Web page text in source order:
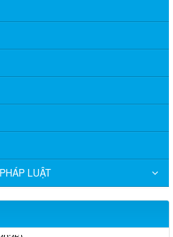
LUẬT
Định Quán (từ ngày 03/08 đến